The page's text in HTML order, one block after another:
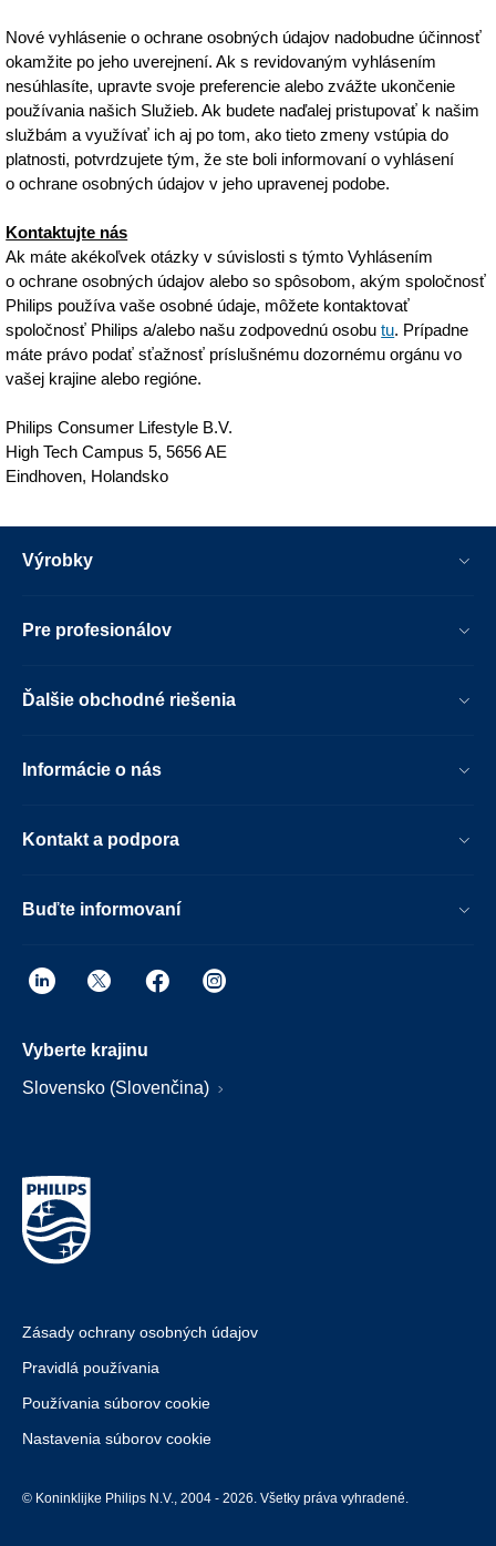
Nové vyhlásenie o ochrane osobných údajov nadobudne účinnosť
okamžite po jeho uverejnení. Ak s revidovaným vyhlásením
nesúhlasíte, upravte svoje preferencie alebo zvážte ukončenie
používania našich Služieb. Ak budete naďalej pristupovať k našim
službám a využívať ich aj po tom, ako tieto zmeny vstúpia do
platnosti, potvrdzujete tým, že ste boli informovaní o vyhlásení
o ochrane osobných údajov v jeho upravenej podobe.
Kontaktujte nás
Ak máte akékoľvek otázky v súvislosti s týmto Vyhlásením
o ochrane osobných údajov alebo so spôsobom, akým spoločnosť
Philips používa vaše osobné údaje, môžete kontaktovať
spoločnosť Philips a/alebo našu zodpovednú osobutu. Prípadne
máte právo podať sťažnosť príslušnému dozornému orgánu vo
vašej krajine alebo regióne.
Philips Consumer Lifestyle B.V.
High Tech Campus 5, 5656 AE
Eindhoven, Holandsko
Výrobky
Pre profesionálov
Ďalšie obchodné riešenia
Informácie o nás
Kontakt a podpora
Buďte informovaní
Vyberte krajinu
Slovensko (Slovenčina)
Zásady ochrany osobných údajov
Pravidlá používania
Používania súborov cookie
Nastavenia súborov cookie
© Koninklijke Philips N.V., 2004 - 2026. Všetky práva vyhradené.